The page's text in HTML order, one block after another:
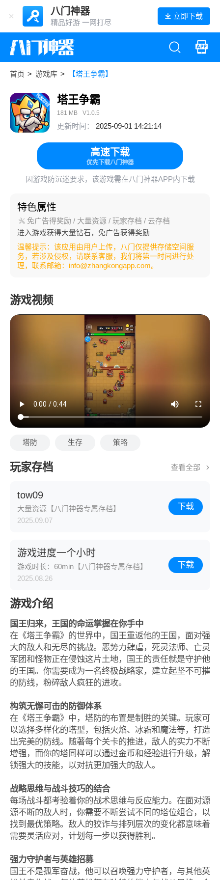
八门神器
精品好游 一网打尽
立即下载
首页 > 游戏库 > 【塔王争霸】
塔王争霸
181 MB V1.0.5
更新时间： 2025-09-01 14:21:14
高速下载
优先下载八门神器
因游戏防沉迷要求，该游戏需在八门神器APP内下载
特色属性
免广告得奖励 / 大量资源 / 玩家存档 / 云存档
进入游戏获得大量钻石，免广告获得奖励
温馨提示：该应用由用户上传，八门仅提供存储空间服
务，若涉及侵权，请联系客服，我们将第一时间进行处
理，联系邮箱：info@zhangkongapp.com。
游戏视频
塔防 生存 策略
玩家存档 查看全部
tow09
大量资源【八门神器专属存档】
2025.09.07
下载
游戏进度一个小时
游戏时长：60min【八门神器专属存档】
2025.08.26
下载
游戏介绍
国王归来，王国的命运掌握在你手中
在《塔王争霸》的世界中，国王重返他的王国，面对强
大的敌人和无尽的挑战。恶势力肆虐，死灵法师、亡灵
军团和怪物正在侵蚀这片土地，国王的责任就是守护他
的王国。你需要成为一名终极战略家，建立起坚不可摧
的防线，粉碎敌人疯狂的进攻。
构筑无懈可击的防御体系
在《塔王争霸》中，塔防的布置是制胜的关键。玩家可
以选择多样化的塔型，包括火焰、冰霜和魔法等，打造
出完美的防线。随著每个关卡的推进，敌人的实力不断
增强，而你的塔同样可以通过金币和经验进行升级，解
锁强大的技能，以对抗更加强大的敌人。
战略思维与战斗技巧的结合
每场战斗都考验着你的战术思维与反应能力。在面对源
源不断的敌人时，你需要不断尝试不同的塔位组合，以
找到最优策略。敌人的狡诈与排列层次的变化都意味着
需要灵活应对，计划每一步以获得胜利。
强力守护者与英雄招募
国王不是孤军奋战，他可以召唤强力守护者，与其他英